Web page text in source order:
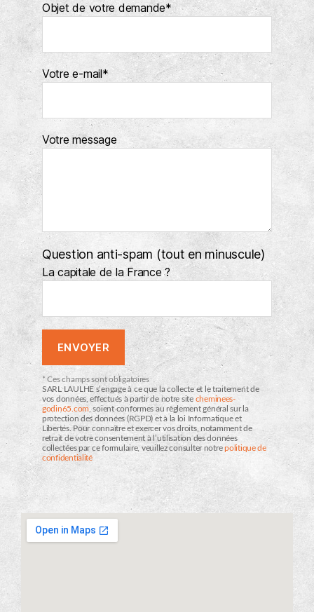
Objet de votre demande*
Votre e-mail*
Votre message
Question anti-spam (tout en minuscule)
La capitale de la France ?
* Ces champs sont obligatoires
SARL LAULHE s’engage à ce que la collecte et le traitement de
vos données, effectués à partir de notre site cheminees-
godin65.com , soient conformes au règlement général sur la
protection des données (RGPD) et à la loi Informatique et
Libertés. Pour connaître et exercer vos droits, notamment de
retrait de votre consentement à l’utilisation des données
collectées par ce formulaire, veuillez consulter notrepolitique de
confidentialité